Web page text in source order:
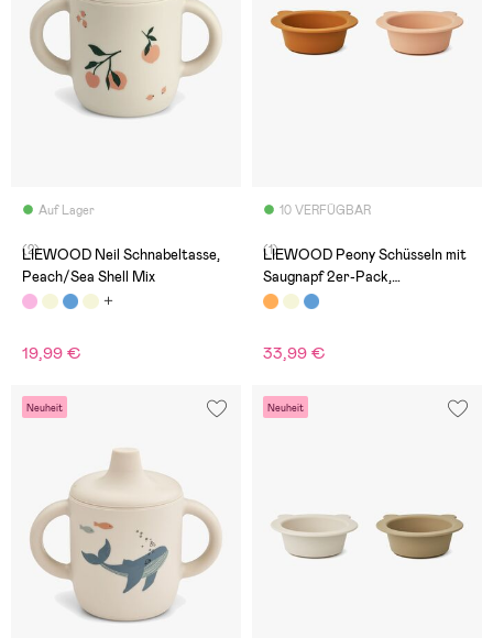
Auf Lager
(2)
LIEWOOD Neil Schnabeltasse,
Peach/Sea Shell Mix
19,99 €
10 VERFÜGBAR
(1)
LIEWOOD Peony Schüsseln mit
Saugnapf 2er-Pack,
Mustard/Tuscany Rose Mix
33,99 €
Neuheit Neuheit